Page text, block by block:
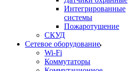
Интегрированные
системы
Пожаротушение
СКУД
Сетевое оборудование
Wi-Fi
Коммутаторы